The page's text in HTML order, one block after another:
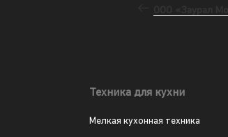
Техника для кухни
Мелкая кухонная техника